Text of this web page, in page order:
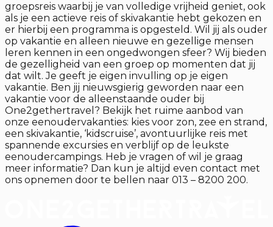
groepsreis waarbij je van volledige vrijheid geniet, ook
als je een actieve reis of skivakantie hebt gekozen en
er hierbij een programma is opgesteld. Wil jij als ouder
op vakantie en alleen nieuwe en gezellige mensen
leren kennen in een ongedwongen sfeer? Wij bieden
de gezelligheid van een groep op momenten dat jij
dat wilt. Je geeft je eigen invulling op je eigen
vakantie. Ben jij nieuwsgierig geworden naar een
vakantie voor de alleenstaande ouder bij
One2gethertravel? Bekijk het ruime aanbod van
onze eenoudervakanties: kies voor zon, zee en strand,
een skivakantie, ‘kidscruise’, avontuurlijke reis met
spannende excursies en verblijf op de leukste
eenoudercampings. Heb je vragen of wil je graag
meer informatie? Dan kun je altijd even contact met
ons opnemen door te bellen naar 013 – 8200 200.